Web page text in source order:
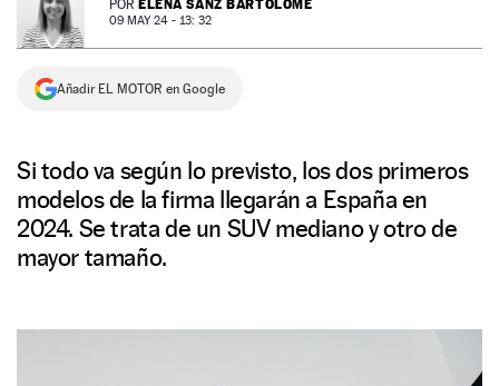
NEWSLETTER
SÍGUENOS
POR ELENA SANZ BARTOLOMÉ
09 MAY 24 - 13: 32
Añadir EL MOTOR en Google
Si todo va según lo previsto, los dos primeros
modelos de la firma llegarán a España en
2024. Se trata de un SUV mediano y otro de
mayor tamaño.